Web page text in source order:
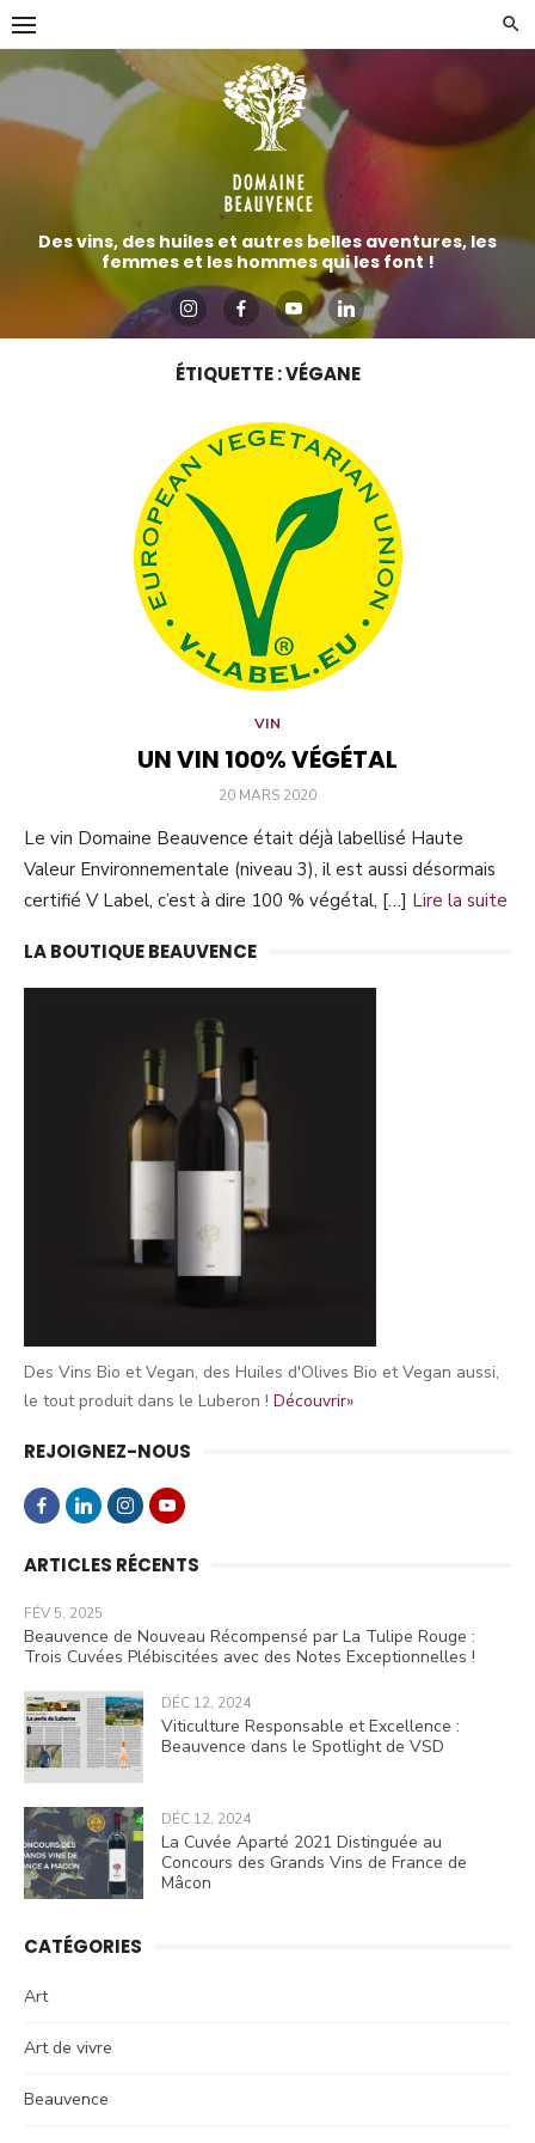
Aller
directement
au
contenu
Des vins, des huiles et autres belles aventures, les
femmes et les hommes qui les font !
ÉTIQUETTE :VÉGANE
VIN
UN VIN 100% VÉGÉTAL
PUBLIÉ
20 MARS 2020
Le vin Domaine Beauvence était déjà labellisé Haute
Valeur Environnementale (niveau 3), il est aussi désormais
certifié V Label, c’est à dire 100 % végétal, […] Lire la suite
LA BOUTIQUE BEAUVENCE
Des Vins Bio et Vegan, des Huiles d'Olives Bio et Vegan aussi,
le tout produit dans le Luberon ! Découvrir»
REJOIGNEZ-NOUS
ARTICLES RÉCENTS
FÉV 5, 2025
Beauvence de Nouveau Récompensé par La Tulipe Rouge :
Trois Cuvées Plébiscitées avec des Notes Exceptionnelles !
DÉC 12, 2024
Viticulture Responsable et Excellence :
Beauvence dans le Spotlight de VSD
DÉC 12, 2024
La Cuvée Aparté 2021 Distinguée au
Concours des Grands Vins de France de
Mâcon
CATÉGORIES
Art
Art de vivre
Beauvence